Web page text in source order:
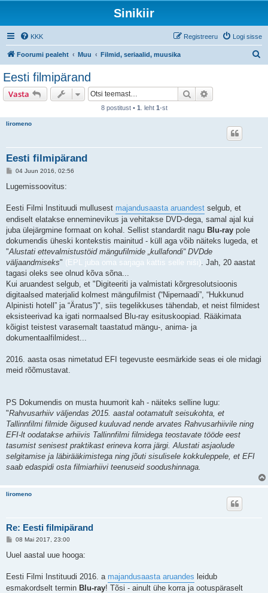
Sinikiir
KKK Logi sisse
Registreeru
Foorumi pealeht Muu Filmid, seriaalid, muusika
Eesti filmipärand
Vasta Otsi
8 postitust • 1 . leht 1-st
liromeno
Eesti filmipärand
P
s
t
s
04 Juun 2016, 02:56
Lugemissoovitus:
Eesti Filmi Instituudi mullusest majandusaasta aruandest selgub, et
endiselt elatakse enneminevikus ja vehitakse DVD-dega, samal ajal kui
juba ülejärgmine formaat on kohal. Sellist standardit nagu Blu-ray pole
dokumendis üheski kontekstis mainitud - küll aga võib näiteks lugeda, et
"Alustati ettevalmistustöid mängufilmide „kullafondi“ DVDde
väljaandmiseks" (EPL juba oma sarjaga kattis selle niši). Jah, 20 aastat
tagasi oleks see olnud kõva sõna...
Kui aruandest selgub, et "Digiteeriti ja valmistati kõrgresolutsioonis
digitaalsed materjalid kolmest mängufilmist (“Nipernaadi”, “Hukkunud
Alpinisti hotell” ja “Äratus”)", siis tegelikkuses tähendab, et neist filmidest
eksisteerivad ka igati normaalsed Blu-ray esituskoopiad. Rääkimata
kõigist teistest varasemalt taastatud mängu-, anima- ja
dokumentaalfilmidest...
2016. aasta osas nimetatud EFI tegevuste eesmärkide seas ei ole midagi
meid rõõmustavat.
PS Dokumendis on musta huumorit kah - näiteks selline lugu:
"Rahvusarhiiv väljendas 2015. aastal ootamatult seisukohta, et
Tallinnfilmi filmide õigused kuuluvad nende arvates Rahvusarhiivile ning
EFI-lt oodatakse arhiivis Tallinnfilmi filmidega teostavate tööde eest
tasumist senisest praktikast erineva korra järgi. Alustati asjaolude
selgitamise ja läbirääkimistega ning jõuti sisulisele kokkuleppele, et EFI
saab edaspidi osta filmiarhiivi teenuseid soodushinnaga.
liromeno
Re: Eesti filmipärand
P
s
t
s
08 Mai 2017, 23:00
Uuel aastal uue hooga:
Eesti Filmi Instituudi 2016. a majandusaasta aruandes leidub
esmakordselt termin Blu-ray! Tõsi - ainult ühe korra ja ootuspäraselt